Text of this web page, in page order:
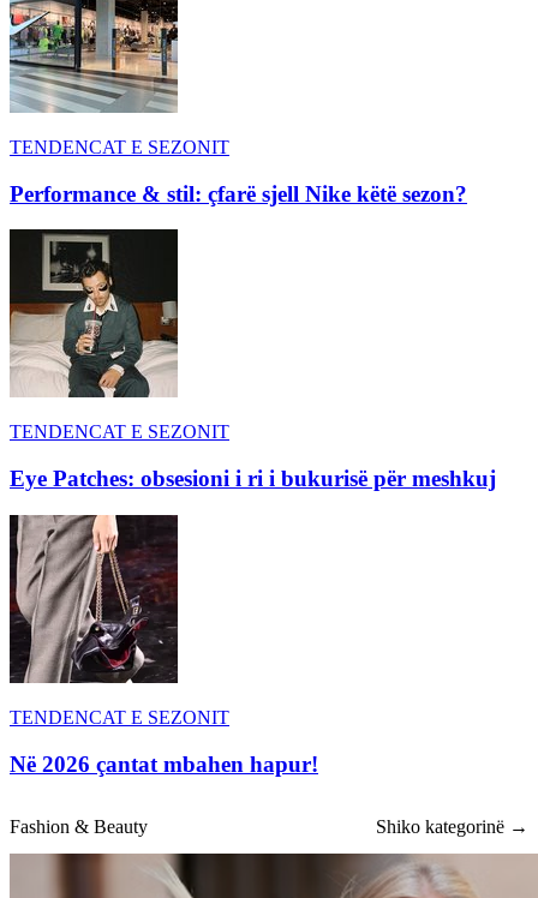
TENDENCAT E SEZONIT
Performance & stil: çfarë sjell Nike këtë sezon?
TENDENCAT E SEZONIT
Eye Patches: obsesioni i ri i bukurisë për meshkuj
TENDENCAT E SEZONIT
Në 2026 çantat mbahen hapur!
Fashion & Beauty Shiko kategorinë →